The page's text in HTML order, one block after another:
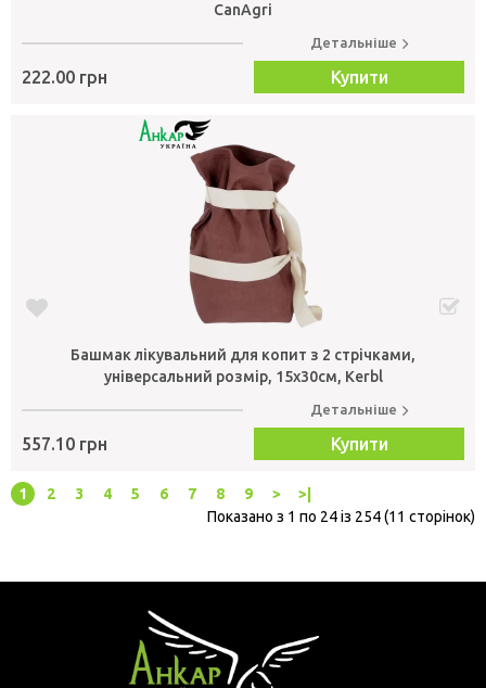
CanAgri
222.00 грн
Детальніше
Купити
Башмак лікувальний для копит з 2 стрічками,
універсальний розмір, 15х30см, Kerbl
557.10 грн
Детальніше
Купити
1 2 3 4 5 6 7 8 9 >
>|
Показано з 1 по 24 із 254 (11 сторінок)